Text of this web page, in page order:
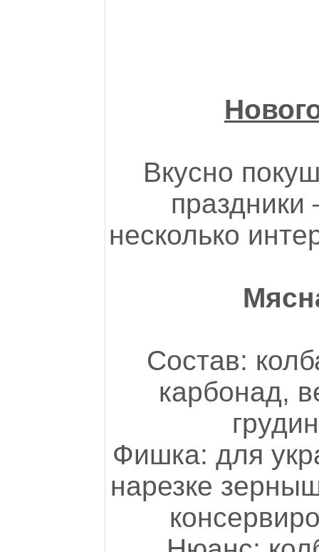
Вкусно
праздники
несколько
Состав:
карбонад,
Фишка: для
нарезке